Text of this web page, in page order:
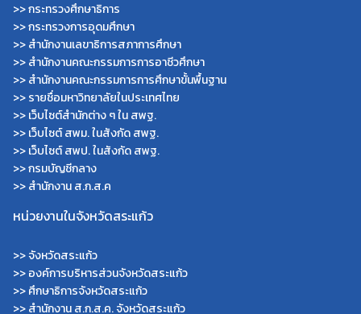
>>กระทรวงศึกษาธิการ
>>กระทรวงการอุดมศึกษา
>>สำนักงานเลขาธิการสภาการศึกษา
>>สำนักงานคณะกรรมการการอาชีวศึกษา
>>สำนักงานคณะกรรมการการศึกษาขั้นพื้นฐาน
>>รายชื่อมหาวิทยาลัยในประเทศไทย
>>เว็บไซต์สำนักต่าง ๆ ใน สพฐ.
>>เว็บไซต์ สพม. ในสังกัด สพฐ.
>>เว็บไซต์ สพป. ในสังกัด สพฐ.
>>กรมบัญชีกลาง
>>สำนักงาน ส.ก.ส.ค
หน่วยงานในจังหวัดสระแก้ว
>>จังหวัดสระแก้ว
>>องค์การบริหารส่วนจังหวัดสระแก้ว
>>ศึกษาธิการจังหวัดสระแก้ว
>>สำนักงาน ส.ก.ส.ค. จังหวัดสระแก้ว